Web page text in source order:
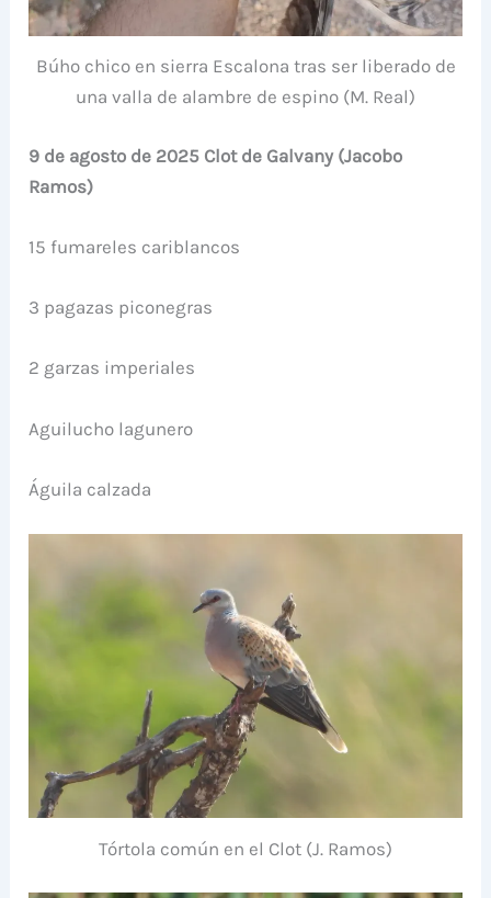
Búho chico en sierra Escalona tras ser liberado de
una valla de alambre de espino (M. Real)
9 de agosto de 2025 Clot de Galvany (Jacobo
Ramos)
15 fumareles cariblancos
3 pagazas piconegras
2 garzas imperiales
Aguilucho lagunero
Águila calzada
Tórtola común en el Clot (J. Ramos)